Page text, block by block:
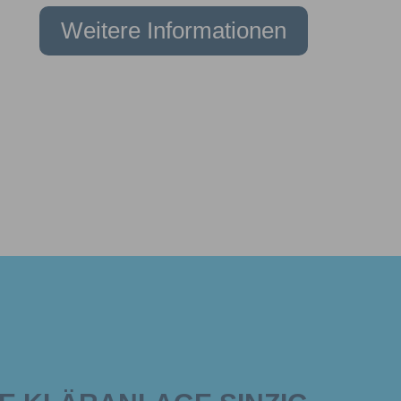
Weitere Informationen